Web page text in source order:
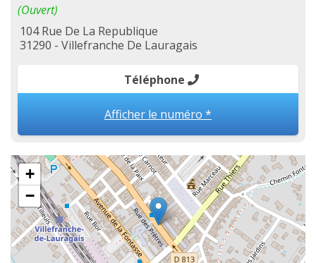
(Ouvert)
104 Rue De La Republique
31290 - Villefranche De Lauragais
Téléphone
Afficher le numéro *
+
−